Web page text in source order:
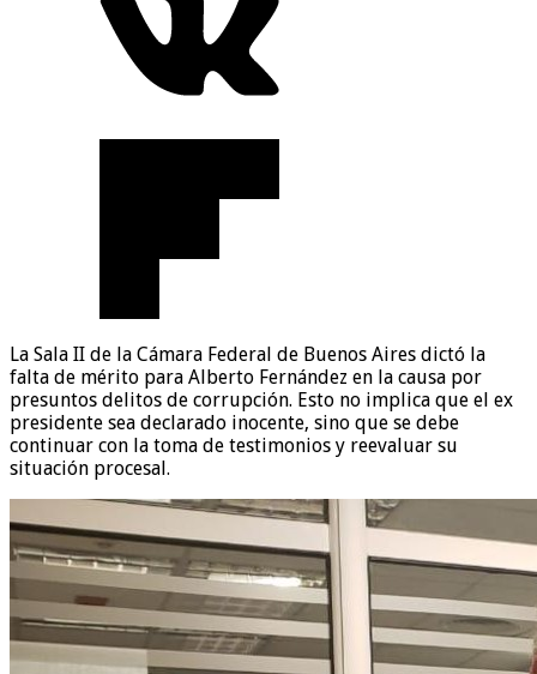
La Sala II de la Cámara Federal de Buenos Aires dictó la
falta de mérito para Alberto Fernández en la causa por
presuntos delitos de corrupción. Esto no implica que el ex
presidente sea declarado inocente, sino que se debe
continuar con la toma de testimonios y reevaluar su
situación procesal.